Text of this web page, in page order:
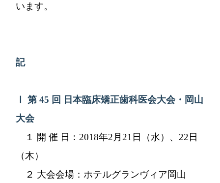
います。
記
Ⅰ 第 45 回 日本臨床矯正歯科医会大会・岡山
大会
１ 開 催 日：2018年2月21日（水）、22日
（木）
２ 大会会場：ホテルグランヴィア岡山